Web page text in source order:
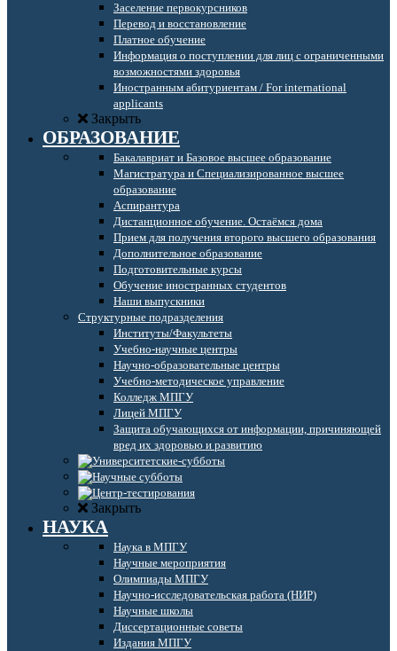
Заселение первокурсников
Перевод и восстановление
Платное обучение
Информация о поступлении для лиц с ограниченными
возможностями здоровья
Иностранным абитуриентам / For international
applicants
Закрыть
ОБРАЗОВАНИЕ
Бакалавриат и Базовое высшее образование
Магистратура и Специализированное высшее
образование
Аспирантура
Дистанционное обучение. Остаёмся дома
Прием для получения второго высшего образования
Дополнительное образование
Подготовительные курсы
Обучение иностранных студентов
Наши выпускники
Структурные подразделения
Институты/Факультеты
Учебно-научные центры
Научно-образовательные центры
Учебно-методическое управление
Колледж МПГУ
Лицей МПГУ
Защита обучающихся от информации, причиняющей
вред их здоровью и развитию
Закрыть
НАУКА
Наука в МПГУ
Научные мероприятия
Олимпиады МПГУ
Научно-исследовательская работа (НИР)
Научные школы
Диссертационные советы
Издания МПГУ